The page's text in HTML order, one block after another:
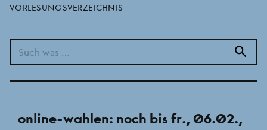
VORLESUNGSVERZEICHNIS
search
Präsidentenamt am 11.02.2026 an der Goethe-
allem eines offengelegt: Das Präsidium steht vor
einer Vertrauenskrise ...
online-wahlen: noch bis fr., 06.02.,